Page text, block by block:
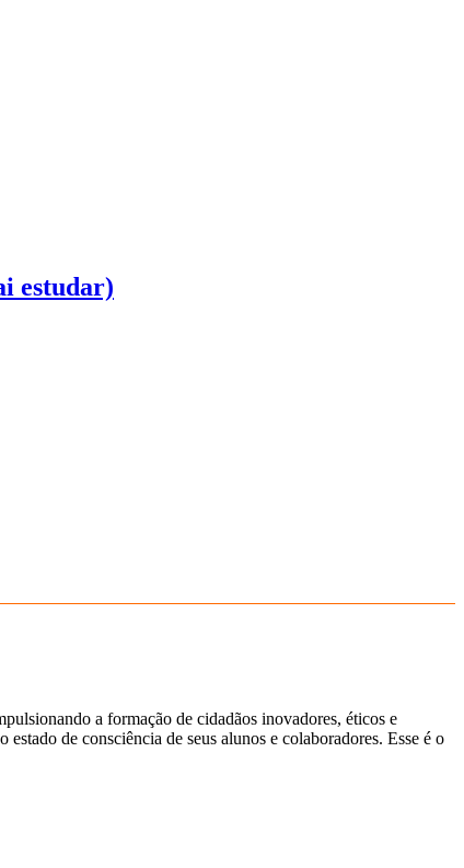
estudar)
a formação de cidadãos inovadores, éticos e
de consciência de seus alunos e colaboradores. Esse é o